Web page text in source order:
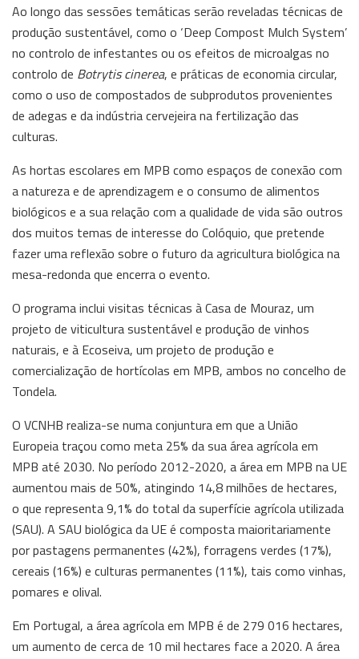
Ao longo das sessões temáticas serão reveladas técnicas de
produção sustentável, como o ‘Deep Compost Mulch System’
no controlo de infestantes ou os efeitos de microalgas no
controlo de Botrytis cinerea, e práticas de economia circular,
como o uso de compostados de subprodutos provenientes
de adegas e da indústria cervejeira na fertilização das
culturas.
As hortas escolares em MPB como espaços de conexão com
a natureza e de aprendizagem e o consumo de alimentos
biológicos e a sua relação com a qualidade de vida são outros
dos muitos temas de interesse do Colóquio, que pretende
fazer uma reflexão sobre o futuro da agricultura biológica na
mesa-redonda que encerra o evento.
O programa inclui visitas técnicas à Casa de Mouraz, um
projeto de viticultura sustentável e produção de vinhos
naturais, e à Ecoseiva, um projeto de produção e
comercialização de hortícolas em MPB, ambos no concelho de
Tondela.
O VCNHB realiza-se numa conjuntura em que a União
Europeia traçou como meta 25% da sua área agrícola em
MPB até 2030. No período 2012-2020, a área em MPB na UE
aumentou mais de 50%, atingindo 14,8 milhões de hectares,
o que representa 9,1% do total da superfície agrícola utilizada
(SAU). A SAU biológica da UE é composta maioritariamente
por pastagens permanentes (42%), forragens verdes (17%),
cereais (16%) e culturas permanentes (11%), tais como vinhas,
pomares e olival.
Em Portugal, a área agrícola em MPB é de 279 016 hectares,
um aumento de cerca de 10 mil hectares face a 2020. A área